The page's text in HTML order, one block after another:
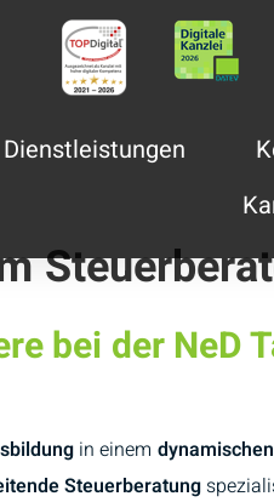
Dienstleistungen
bei der NeD
in einem dynamischen
Steuerberatung